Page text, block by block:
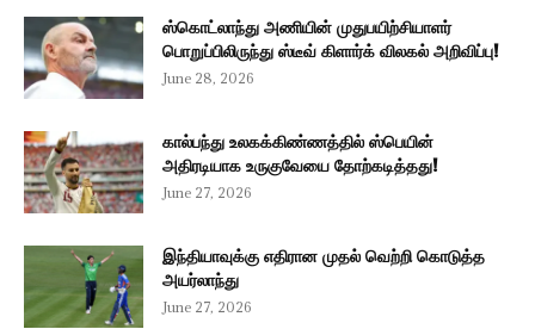
ஸ்கொட்லாந்து அணியின் முதுபயிற்சியாளர்
பொறுப்பிலிருந்து ஸ்டீவ் கிளார்க் விலகல் அறிவிப்பு!
June 28, 2026
கால்பந்து உலகக்கிண்ணத்தில் ஸ்பெயின்
அதிரடியாக உருகுவேயை தோற்கடித்தது!
June 27, 2026
இந்தியாவுக்கு எதிரான முதல் வெற்றி கொடுத்த
அயர்லாந்து
June 27, 2026